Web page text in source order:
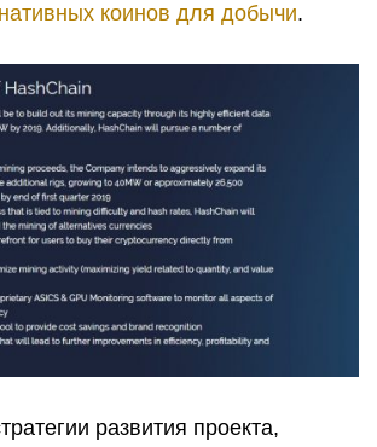
коинов для добычи.
развития проекта,